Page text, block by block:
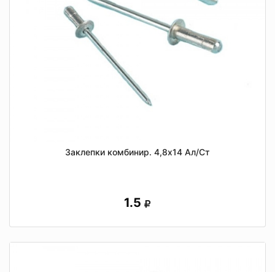
Заклепки комбинир. 4,8х14 Ал/Ст
1.5